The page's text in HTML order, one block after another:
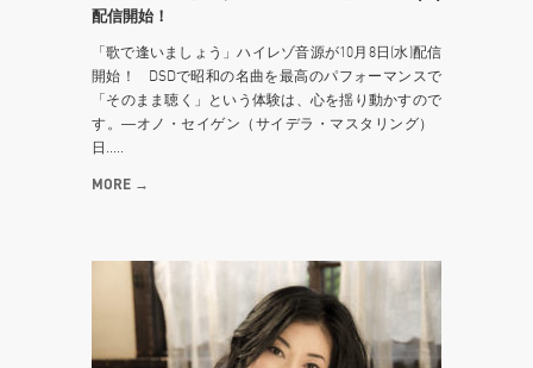
配信開始！
「歌で逢いましょう」ハイレゾ音源が10月8日(水)配信
開始！ DSDで昭和の名曲を最高のパフォーマンスで
「そのまま聴く」という体験は、心を揺り動かすので
す。―オノ・セイゲン（サイデラ・マスタリング）
日.....
MORE →